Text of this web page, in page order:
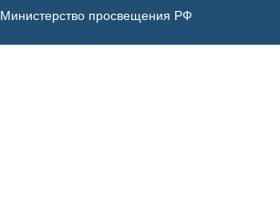
Министерство просвещения РФ